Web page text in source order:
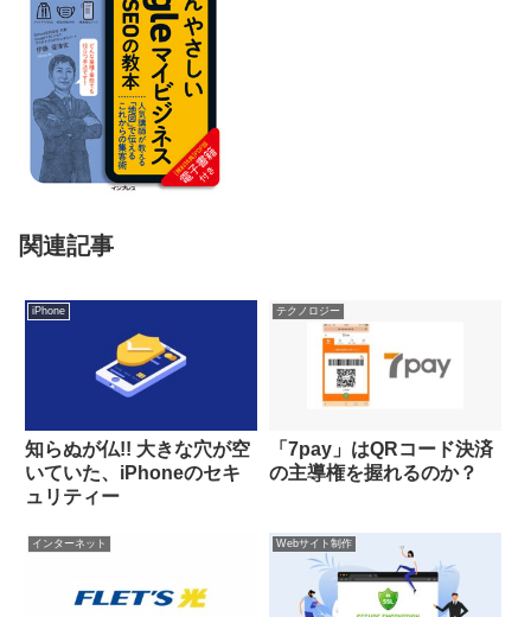
関連記事
iPhone
知らぬが仏!! 大きな穴が空
いていた、iPhoneのセキ
ュリティー
テクノロジー
「7pay」はQRコード決済
の主導権を握れるのか？
インターネット Webサイト制作